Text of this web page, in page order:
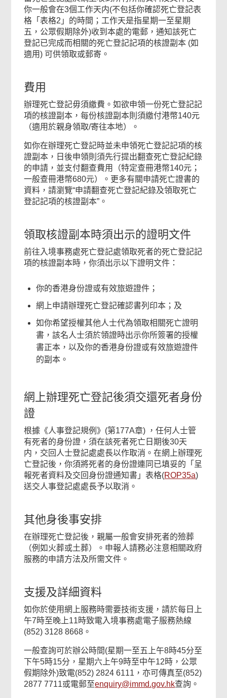
你一般會在3個工作天内(不包括你確認死亡登記表
格「表格2」的時間；工作天是指星期一至星期
五，公眾假期除外)收到本處的電郵，通知該死亡
登記已完成而相關的死亡登記記項的核證副本 (如
適用) 可供領取或郵寄。
費用
辦理死亡登記毋須繳費。如欲申領一份死亡登記記
項的核證副本，每份核證副本則須繳付港幣140元
（適用於親身領取/寄往本地）。
如你在辦理死亡登記時並未申領死亡登記記項的核
證副本，日後申領則須先行提出翻查死亡登記紀錄
的申請，並支付翻查費用（特定查冊港幣140元；
一般查冊港幣680元）。更多有關申請死亡證書的
資料，請瀏覽“申請翻查死亡登記紀錄及領取死亡
登記記項的核證副本”。
領取核證副本時須出示的證明文件
前往入境事務處死亡登記處領取死者的死亡登記記
項的核證副本時，你須出示以下證明文件：
你的香港身份證或有效旅遊證件；
網上申請辦理死亡登記確認書列印本；及
如你希望授權其他人士代為領取相關死亡證明
書，該名人士須於領證時出示你所簽署的授權
書正本，以及你的香港身份證或有效旅遊證件
的副本。
網上辦理死亡登記後須交還死者身份
證
根據《人事登記規例》(第177A章) ，任何人士管
有死者的身份證，須在該死者死亡日期後30天
内，交回人士登記處處長以作取消。在網上辦理死
亡登記後，你須將死者的身份證連同已填妥的「呈
報死者資料及交回身份證通知書」表格(ROP35a)
送交人事登記處處長予以取消。
其他身後事安排
在辦理死亡登記後，親屬一般會安排死者的殮葬
（例如火葬或土葬）。申報人請務必注意相關政府
服務的申請方法及所需文件。
支援及詳細資料
如你於使用網上服務時需要技術支援，請於每日上
午7時至晚上11時致電入境事務處電子服務熱線
(852) 3128 8668。
一般查詢可於辦公時間(星期一至五上午8時45分至
下午5時15分，星期六上午9時至中午12時，公眾
假期除外)致電(852) 2824 6111，亦可傳真至(852)
2877 7711或電郵至enquiry@immd.gov.hk查詢。